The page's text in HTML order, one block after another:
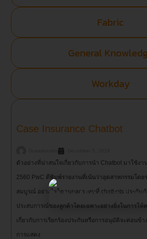
Fabric
General
Workday
Case Insurance Chatbot
Dusadeeviroj
ตัวอย่างที่น่าสนใจเกี่ยวกับการนำ Chatbot มาใช้งา
2560 PwC ตีพิมพ์รายงานที่เน้นว่าอุตสาหกรรมโดย
สมบูรณ์ อย่างไรก็ตามผลกระทบที่ chatbots ประกัน
ประสบการณ์ของลูกค้าโดยเฉพาะอย่างยิ่งในการให้
เกี่ยวกับการเรียกร้องประกันหรือการอนุมัติจะค่อนข้
การแสดง